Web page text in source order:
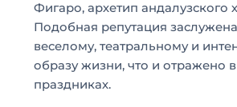
Фигаро, архетип андалузского
Подобная репутация
веселому, театральному и
образу жизни, что и отражено
праздниках.